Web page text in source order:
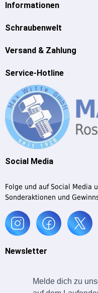
Informationen
Schraubenwelt
Versand & Zahlung
Service-Hotline
Social Media
Folge und auf Social Media
Sonderaktionen und
Newsletter
Melde dich zu